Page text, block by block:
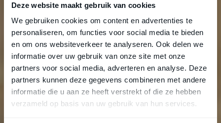
Deze website maakt gebruik van cookies
We gebruiken cookies om content en advertenties te
personaliseren, om functies voor social media te bieden
en om ons websiteverkeer te analyseren. Ook delen we
informatie over uw gebruik van onze site met onze
partners voor social media, adverteren en analyse. Deze
partners kunnen deze gegevens combineren met andere
informatie die u aan ze heeft verstrekt of die ze hebben
verzameld op basis van uw gebruik van hun services.